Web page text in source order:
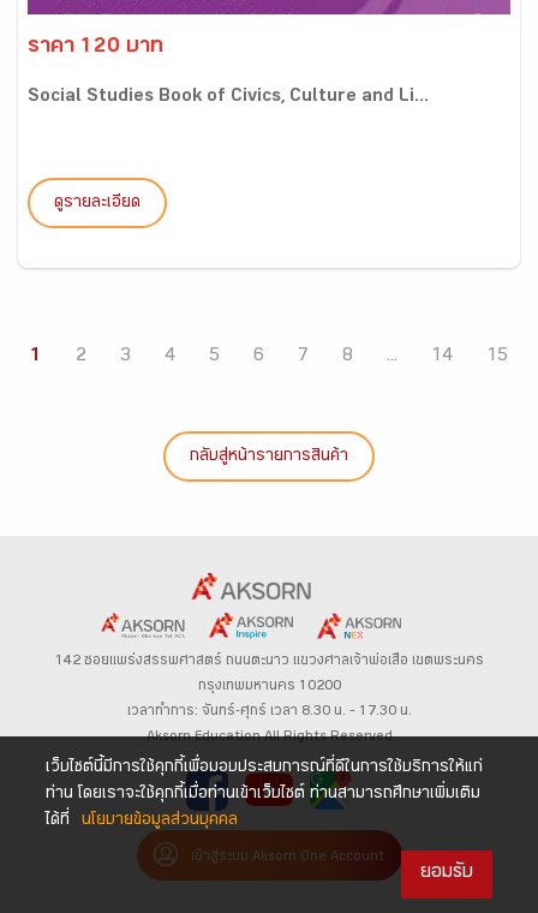
ราคา 120 บาท
Social Studies Book of Civics, Culture and Li...
ดูรายละเอียด
1 2 3 4 5 6 7 8 ... 14 15
กลับสู่หน้ารายการสินค้า
142 ซอยแพร่งสรรพศาสตร์ ถนนตะนาว แขวงศาลเจ้าพ่อเสือ เขตพระนคร
กรุงเทพมหานคร 10200
เวลาทำการ: จันทร์-ศุกร์ เวลา 8.30 น. – 17.30 น.
Aksorn Education All Rights Reserved
เข้าสู่ระบบ Aksorn One Account
เว็บไซต์นี้มีการใช้คุกกี้เพื่อมอบประสบการณ์ที่ดีในการใช้บริการให้แก่
ท่าน โดยเราจะใช้คุกกี้เมื่อท่านเข้าเว็บไซต์ ท่านสามารถศึกษาเพิ่มเติม
ได้ที่
นโยบายข้อมูลส่วนบุคคล
ยอมรับ